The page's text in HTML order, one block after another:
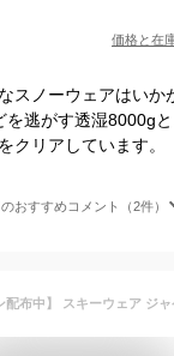
価格と在
スノーウェアはいか
を逃がす透湿8000g
クリアしています。
おすすめコメント（2件）